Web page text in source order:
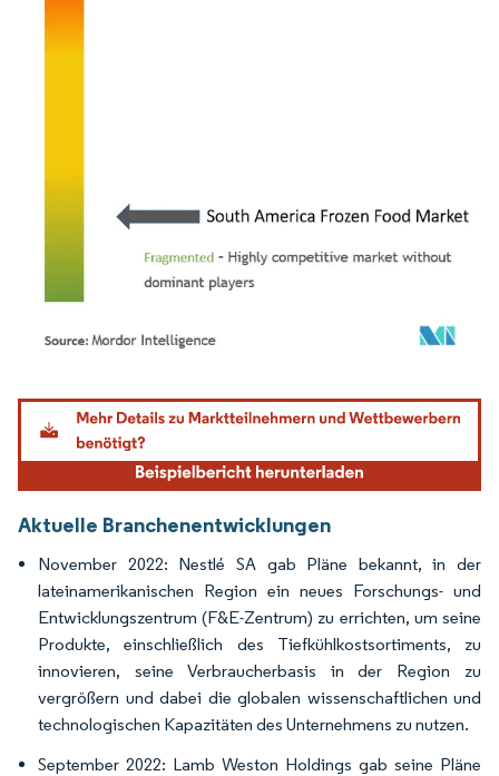
Bild © Mordor Intelligence. Wiederverwendung erfordert Namensnennung gemäß
Aktuelle Branchenentwicklungen
November 2022: Nestlé SA gab Pläne bekannt, in der
lateinamerikanischen Region ein neues Forschungs- und
Entwicklungszentrum (F&E-Zentrum) zu errichten, um seine
Produkte, einschließlich des Tiefkühlkostsortiments, zu
innovieren, seine Verbraucherbasis in der Region zu
vergrößern und dabei die globalen wissenschaftlichen und
technologischen Kapazitäten des Unternehmens zu nutzen.
September 2022: Lamb Weston Holdings gab seine Pläne